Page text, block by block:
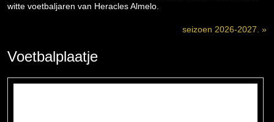
witte voetbaljaren van Heracles Almelo.
seizoen 2026-2027. »
Voetbalplaatje